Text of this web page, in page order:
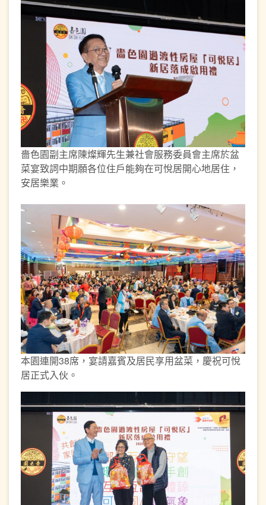
嗇色園副主席陳燦輝先生兼社會服務委員會主席於盆
菜宴致詞中期願各位住戶能夠在可悅居開心地居住，
安居樂業。
本園連開38席，宴請嘉賓及居民享用盆菜，慶祝可悅
居正式入伙。